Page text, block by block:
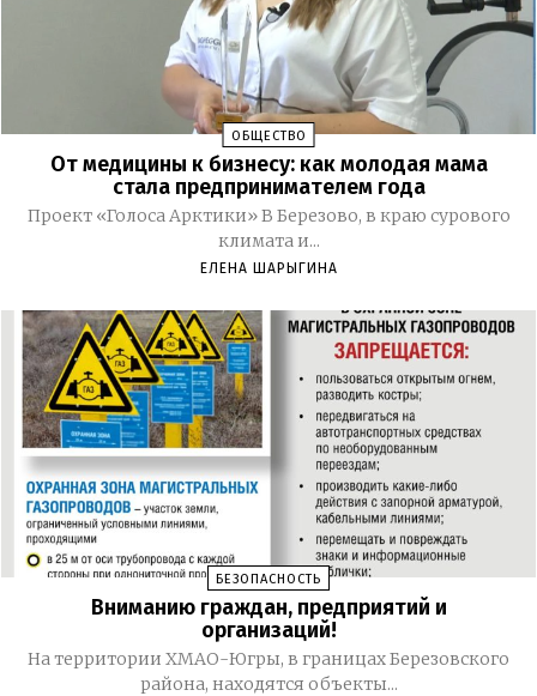
ОБЩЕСТВО
От медицины к бизнесу: как молодая мама
стала предпринимателем года
Проект «Голоса Арктики» В Березово, в краю сурового
климата и...
ЕЛЕНА ШАРЫГИНА
БЕЗОПАСНОСТЬ
Вниманию граждан, предприятий и
организаций!
На территории ХМАО-Югры, в границах Березовского
района, находятся объекты...